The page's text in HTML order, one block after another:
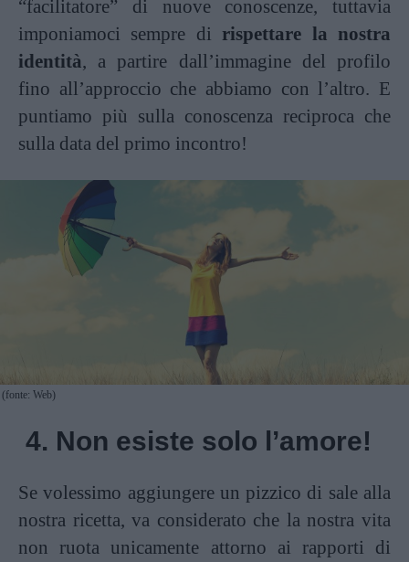
“facilitatore” di nuove conoscenze, tuttavia
imponiamoci sempre di rispettare la nostra
identità, a partire dall’immagine del profilo
fino all’approccio che abbiamo con l’altro. E
puntiamo più sulla conoscenza reciproca che
sulla data del primo incontro!
(fonte: Web)
4. Non esiste solo l’amore!
Se volessimo aggiungere un pizzico di sale alla
nostra ricetta, va considerato che la nostra vita
non ruota unicamente attorno ai rapporti di